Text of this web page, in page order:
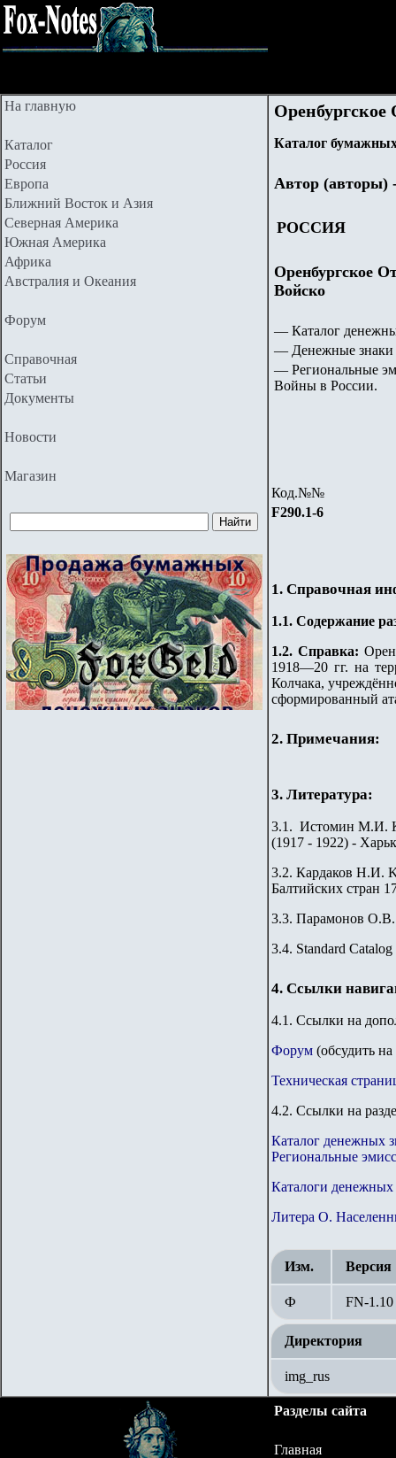
На главную
Каталог
Россия
Европа
Ближний Восток и Азия
Северная Америка
Южная Америка
Африка
Австралия и Океания
Форум
Справочная
Статьи
Документы
Новости
Магазин
Оренбургское
Каталог
Автор (авторы)
РОССИЯ
Оренбургское
Войско
— Каталог
— Денежные знаки
— Региональные
Войны в России.
Код.№№
F290.1-6
1. Справочная
1.1. Содержание
1.2. Справка:
1918—20 гг. на
Колчака,
сформированный
2. Примечания:
3. Литература:
3.1. Истомин М.И.
(1917 - 1922) -
3.2. Кардаков Н.И.
Балтийских стран
3.3. Парамонов О.В.
3.4. Standard
4. Ссылки
4.1. Ссылки на
Форум (обсудить
Техническая
4.2. Ссылки на
Каталог денежных
Региональные
Каталоги
Литера О.
Изм. Версия
Ф FN-1.10
Директория
img_rus
Разделы сайта
Главная